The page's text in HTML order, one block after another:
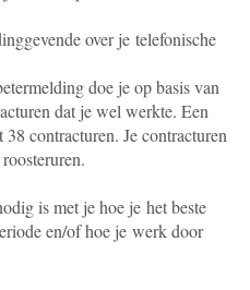
over je telefonische
doe je op basis van
dat je wel werkte. Een
contracturen. Je contracturen
is met je hoe je het beste
en/of hoe je werk door